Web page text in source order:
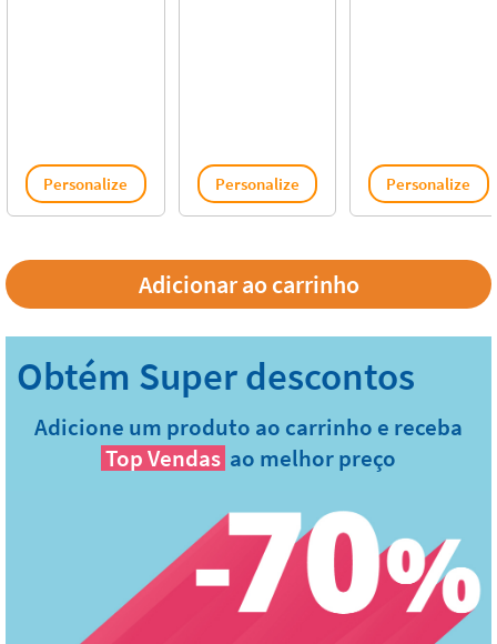
Personalize Personalize Personalize
Adicione um produto ao carrinho e receba
Top Vendas ao melhor preço